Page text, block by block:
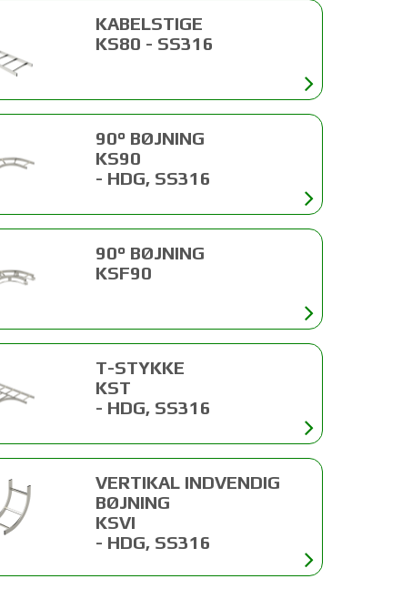
KABELSTIGE
KS80 - SS316
90° BØJNING
KS90
- HDG, SS316
90° BØJNING
KSF90
T-STYKKE
KST
- HDG, SS316
VERTIKAL INDVENDIG
BØJNING
KSVI
- HDG, SS316